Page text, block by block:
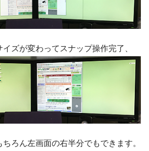
ズが変わってスナップ操作完了、
ろん左画面の右半分でもできます。